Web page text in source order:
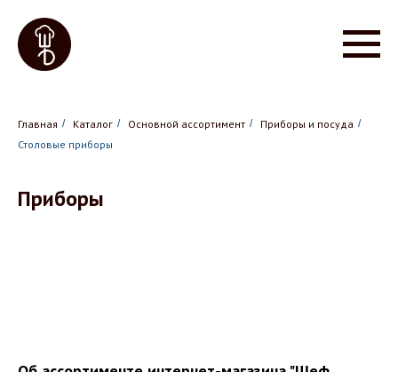
Главная / Каталог / Основной ассортимент / Приборы и посуда /
Столовые приборы
Приборы